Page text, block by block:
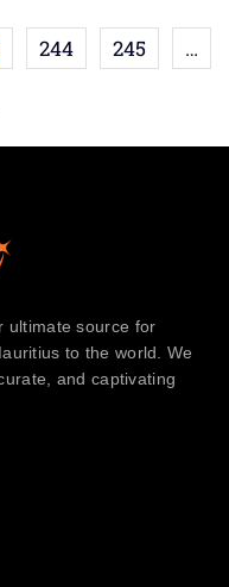
244 245
…
ultimate source for
to the world. We
and captivating